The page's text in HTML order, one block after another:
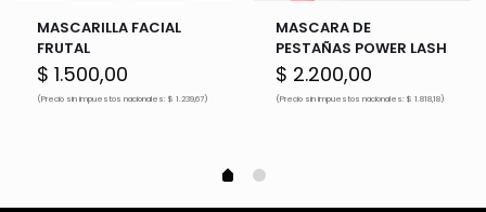
MASCARILLA FACIAL
FRUTAL
$ 1.500,00
(Precio sin impuestos nacionales: $ 1.239,67)
MASCARA DE
PESTAÑAS POWER LASH
$ 2.200,00
(Precio sin impuestos nacionales: $ 1.818,18)